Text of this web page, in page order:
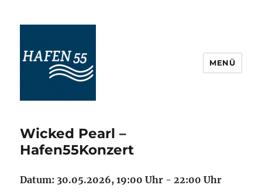
Ostfriesland
MENÜ
Wicked Pearl –
Hafen55Konzert
Datum: 30.05.2026, 19:00 Uhr - 22:00 Uhr